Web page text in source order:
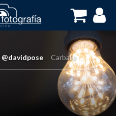
@davidpose Carballo